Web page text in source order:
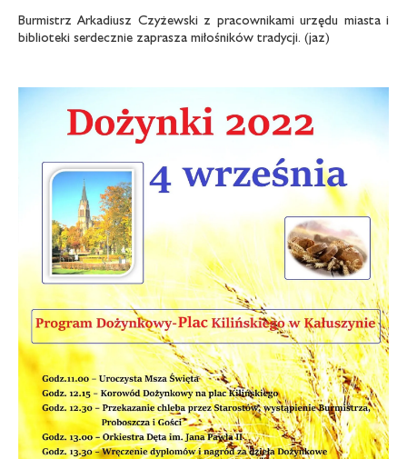
Burmistrz Arkadiusz Czyżewski z pracownikami urzędu miasta i
biblioteki serdecznie zaprasza miłośników tradycji. (jaz)